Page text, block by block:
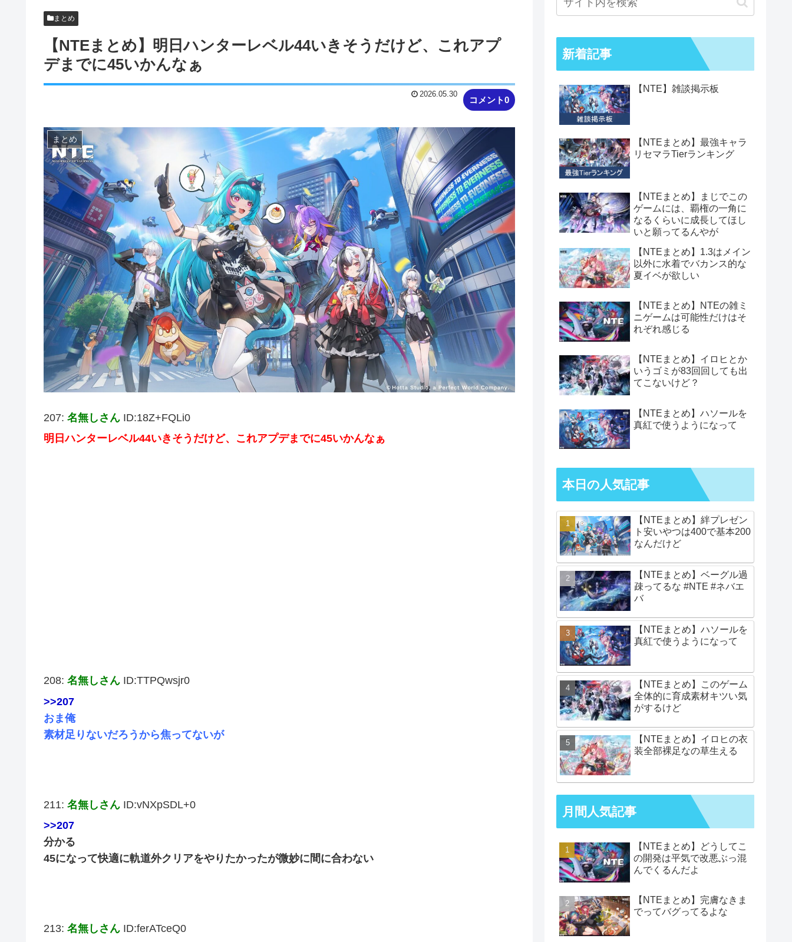
まとめ
【NTEまとめ】明日ハンターレベル44いきそうだけど、これアプ
デまでに45いかんなぁ
コメント0
2026.05.30
まとめ
207: 名無しさん ID:18Z+FQLi0
明日ハンターレベル44いきそうだけど、これアプデまでに45いかんなぁ
208: 名無しさん ID:TTPQwsjr0
>>207
おま俺
素材足りないだろうから焦ってないが
211: 名無しさん ID:vNXpSDL+0
>>207
分かる
45になって快適に軌道外クリアをやりたかったが微妙に間に合わない
213: 名無しさん ID:ferATceQ0
新着記事
【NTE】雑談掲示板
【NTEまとめ】最強キャラ
リセマラTierランキング
【NTEまとめ】まじでこの
ゲームには、覇権の一角に
なるくらいに成長してほし
いと願ってるんやが
【NTEまとめ】1.3はメイン
以外に水着でバカンス的な
夏イベが欲しい
【NTEまとめ】NTEの雑ミ
ニゲームは可能性だけはそ
れぞれ感じる
【NTEまとめ】イロヒとか
いうゴミが83回回しても出
てこないけど？
【NTEまとめ】ハソールを
真紅で使うようになって
本日の人気記事
【NTEまとめ】絆プレゼン
ト安いやつは400で基本200
なんだけど
【NTEまとめ】ベーグル過
疎ってるな #NTE #ネバエ
バ
【NTEまとめ】ハソールを
真紅で使うようになって
【NTEまとめ】このゲーム
全体的に育成素材キツい気
がするけど
【NTEまとめ】イロヒの衣
装全部裸足なの草生える
月間人気記事
【NTEまとめ】どうしてこ
の開発は平気で改悪ぶっ混
んでくるんだよ
【NTEまとめ】完膚なきま
でってバグってるよな